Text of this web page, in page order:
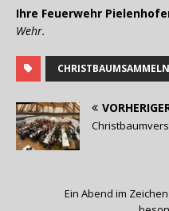
Ihre Feuerwehr
Wehr.
CHRISTBAUMSAMMELN
Ein Abend im